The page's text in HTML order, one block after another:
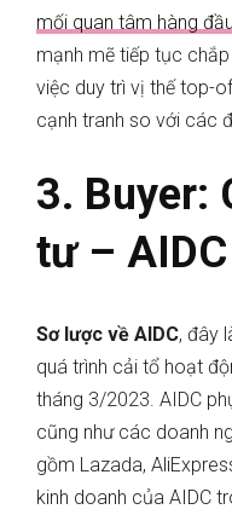
mối quan tâm hàng đầu
mạnh mẽ tiếp tục
việc duy trì vị thế top-
cạnh tranh so với các
3. Buyer:
tư –
Sơ lược về AIDC, đây
quá trình cải tổ hoạt
tháng 3/2023. AIDC
cũng như các doanh
gồm Lazada,
kinh doanh của AIDC